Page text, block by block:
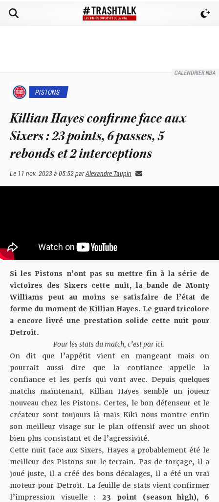
CALENDRIER NBA
PISTONS
Killian Hayes confirme face aux
Sixers : 23 points, 6 passes, 5
rebonds et 2 interceptions
Le 11 nov. 2023 à 05:52parAlexandre Taupin
Si les Pistons n’ont pas su mettre fin à la série de
victoires des Sixers cette nuit, la bande de Monty
Williams peut au moins se satisfaire de l’état de
forme du moment de Killian Hayes. Le guard tricolore
a encore livré une prestation solide cette nuit pour
Detroit.
Pour les stats du match, c’est par ici.
On dit que l’appétit vient en mangeant mais on
pourrait aussi dire que la confiance appelle la
confiance et les perfs qui vont avec. Depuis quelques
matchs maintenant, Killian Hayes semble un joueur
nouveau chez les Pistons. Certes, le bon défenseur et le
créateur sont toujours là mais Kiki nous montre enfin
son meilleur visage sur le plan offensif avec un shoot
bien plus consistant et de l’agressivité.
Cette nuit face aux Sixers, Hayes a probablement été le
meilleur des Pistons sur le terrain. Pas de forçage, il a
joué juste, il a créé des bons décalages, il a été un vrai
moteur pour Detroit. La feuille de stats vient confirmer
l’impression visuelle :23 point (season high), 6